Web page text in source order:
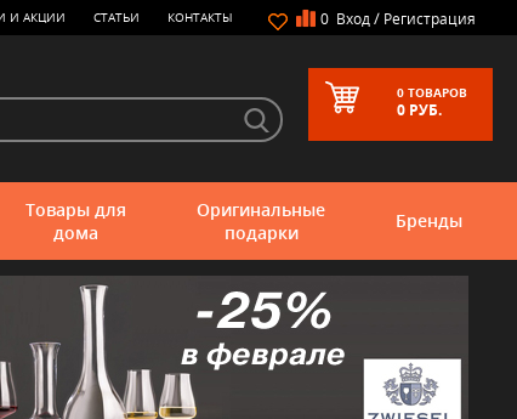
0 Вход/ Регистрация
И АКЦИИ СТАТЬИ КОНТАКТЫ
0 ТОВАРОВ
0 РУБ.
Товары для
дома
Оригинальные
подарки
Бренды